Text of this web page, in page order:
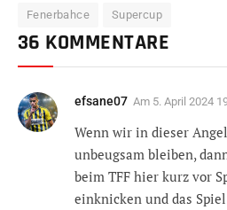
Fenerbahce Supercup
36 KOMMENTARE
efsane07 Am 5. April 2024
Wenn wir in dieser
unbeugsam bleiben,
beim TFF hier kurz vor
einknicken und das